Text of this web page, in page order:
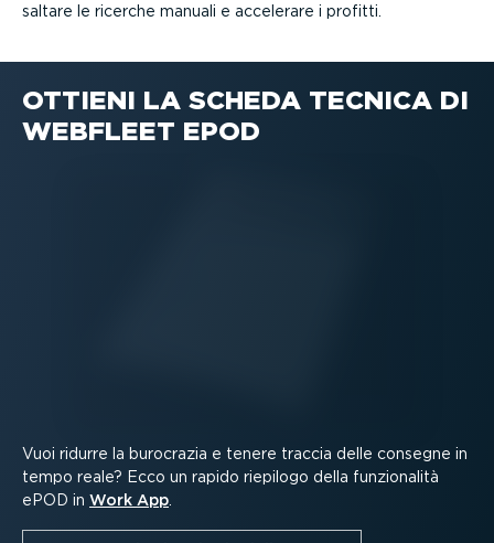
saltare le ricerche manuali e accelerare i profitti.
OTTIENI LA SCHEDA TECNICA DI
WEBFLEET EPOD
Vuoi ridurre la burocrazia e tenere traccia delle consegne in
tempo reale? Ecco un rapido riepilogo della funzio­nalità
ePOD in Work App.